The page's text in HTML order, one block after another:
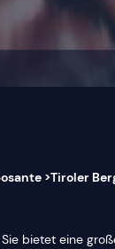
>Tiroler
bietet eine